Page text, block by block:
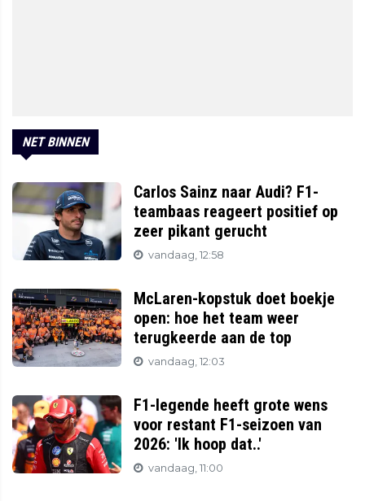
NET BINNEN
Carlos Sainz naar Audi? F1-
teambaas reageert positief op
zeer pikant gerucht
vandaag, 12:58
McLaren-kopstuk doet boekje
open: hoe het team weer
terugkeerde aan de top
vandaag, 12:03
F1-legende heeft grote wens
voor restant F1-seizoen van
2026: 'Ik hoop dat..'
vandaag, 11:00